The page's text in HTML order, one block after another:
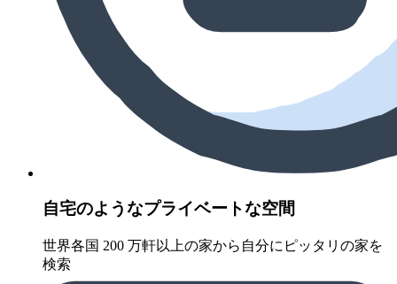
自宅のようなプライベートな空間
世界各国 200 万軒以上の家から自分にピッタリの家を
検索